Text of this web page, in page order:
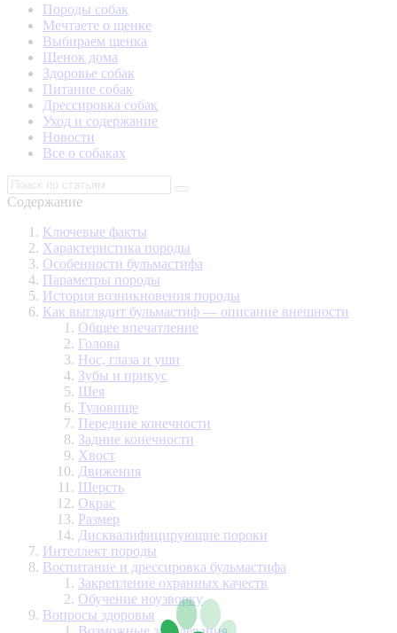
Породы собак
Мечтаете о щенке
Выбираем щенка
Щенок дома
Здоровье собак
Питание собак
Дрессировка собак
Уход и содержание
Новости
Все о собаках
Содержание
Ключевые факты
Характеристика породы
Особенности бульмастифа
Параметры породы
История возникновения породы
Как выглядит бульмастиф — описание внешности
Общее впечатление
Голова
Нос, глаза и уши
Зубы и прикус
Шея
Туловище
Передние конечности
Задние конечности
Хвост
Движения
Шерсть
Окрас
Размер
Дисквалифицирующие пороки
Интеллект породы
Воспитание и дрессировка бульмастифа
Закрепление охранных качеств
Обучение ноузворку
Вопросы здоровья